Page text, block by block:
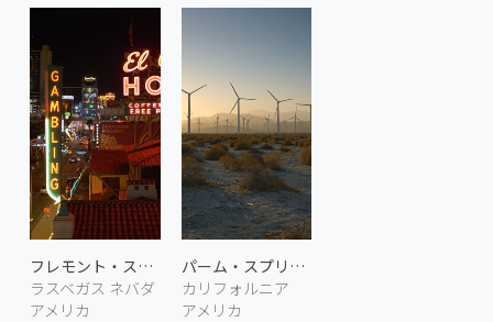
フレモント・ストリート 2
ラスベガス ネバダ
アメリカ
パーム・スプリングスの風車 2
カリフォルニア
アメリカ